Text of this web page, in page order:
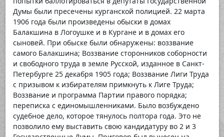
Думы были пресечены курганской полицией. 22 марта
1906 года были произведены обыски в домах
Балакшина в Логоушке и в Кургане и в домах его
сыновей. При обыске были обнаружены: воззвание
самого Балакшина; Воззвание сторонников соборности
и свободного труда в земле Русской, изданное в Санкт-
Петербурге 25 декабря 1905 года; Воззвание Лиги Труда
с призывом к избирателям примкнуть к Лиге Труда;
Воззвание и программа Партии правого порядка;
переписка с единомышленниками. Было возбуждено
судебное дело, которое тянулось полтора года. Это не
позволило ему выставить свою кандидатуру во 2 и 3